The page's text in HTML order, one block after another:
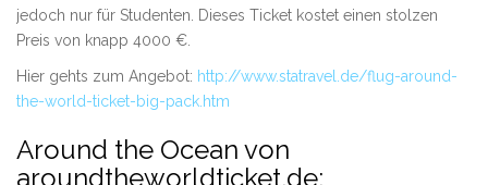
jedoch nur für Studenten. Dieses Ticket kostet einen stolzen
Preis von knapp 4000 €.
Hier gehts zum Angebot: http://www.statravel.de/flug-around-
the-world-ticket-big-pack.htm
Around the Ocean von
aroundtheworldticket.de: